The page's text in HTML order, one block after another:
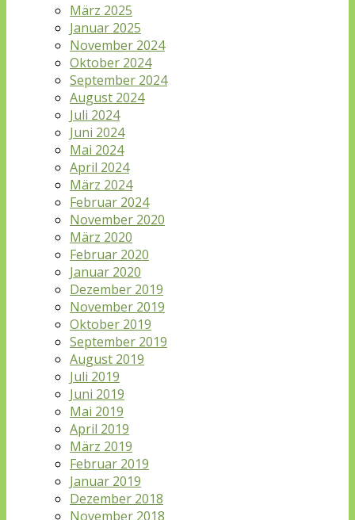
März 2025
Januar 2025
November 2024
Oktober 2024
September 2024
August 2024
Juli 2024
Juni 2024
Mai 2024
April 2024
März 2024
Februar 2024
November 2020
März 2020
Februar 2020
Januar 2020
Dezember 2019
November 2019
Oktober 2019
September 2019
August 2019
Juli 2019
Juni 2019
Mai 2019
April 2019
März 2019
Februar 2019
Januar 2019
Dezember 2018
November 2018